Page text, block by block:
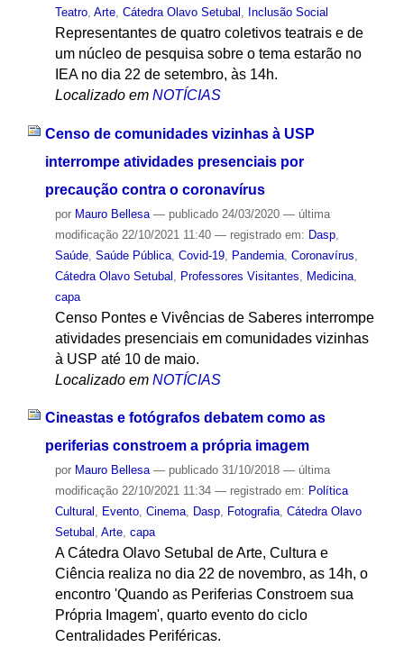
Teatro, Arte, Cátedra Olavo Setubal Inclusão Social
Representantes de quatro coletivos teatrais e de
um núcleo de pesquisa sobre o tema estarão no
IEA no dia 22 de setembro, às 14h.
Localizado em NOTÍCIAS
Censo de comunidades vizinhas à USP
interrompe atividades presenciais por
precaução contra o coronavírus
por Mauro Bellesa — publicado24/03/2020 — última
modificação22/10/2021 11:40 — registrado em: Dasp,
Saúde, Saúde Pública, Covid-19, Pandemia, Coronavírus
Cátedra Olavo Setubal
Professores Visitantes Medicina,
capa
Censo Pontes e Vivências de Saberes interrompe
atividades presenciais em comunidades vizinhas
à USP até 10 de maio.
Localizado em NOTÍCIAS
Cineastas e fotógrafos debatem como as
periferias constroem a própria imagem
por Mauro Bellesa — publicado31/10/2018 — última
modificação22/10/2021 11:34 — registrado em: Política
Cultural , Evento, Cinema, Dasp, Fotografia, Cátedra Olavo
Setubal , Arte, capa
A Cátedra Olavo Setubal de Arte, Cultura e
Ciência realiza no dia 22 de novembro, as 14h, o
encontro 'Quando as Periferias Constroem sua
Própria Imagem', quarto evento do ciclo
Centralidades Periféricas.